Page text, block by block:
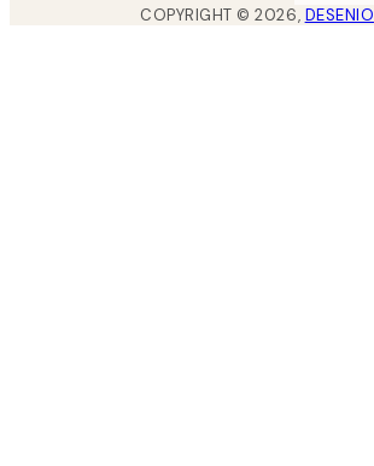
COPYRIGHT ©2026, DESENIO